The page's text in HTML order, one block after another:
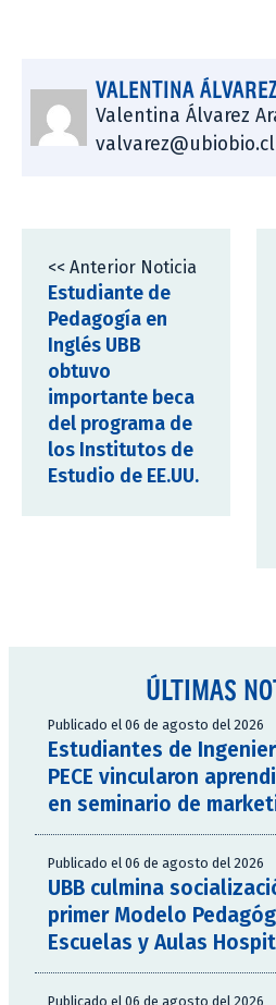
VALENTINA
Valentina Álvarez
valvarez@ubiobio.cl
<< Anterior Noticia
Estudiante de
Pedagogía en
Inglés UBB
obtuvo
importante beca
del programa de
los Institutos de
Estudio de EE.UU.
ÚLTIMAS
Publicado el 06 de agosto del 2026
Estudiantes de
PECE vincularon
en seminario de
Publicado el 06 de agosto del 2026
UBB culmina
primer Modelo
Escuelas y Aulas
Publicado el 06 de agosto del 2026